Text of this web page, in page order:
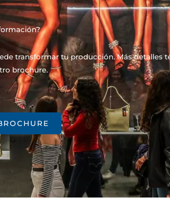
transformar tu producción. Más detalles
brochure.